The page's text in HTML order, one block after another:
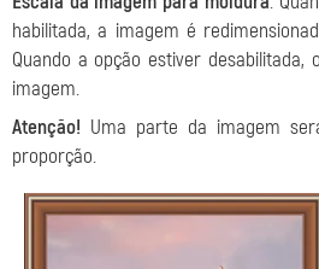
habilitada, a imagem é
Quando a opção estiver desabilitada,
imagem.
Atenção! Uma parte da imagem
proporção.